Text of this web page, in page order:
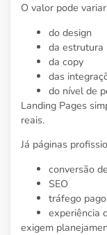
O valor pode
do design
da estrutura
da copy
das
do nível de
Landing Pages
reais.
Já páginas
conversão
SEO
tráfego pago
experiência
exigem